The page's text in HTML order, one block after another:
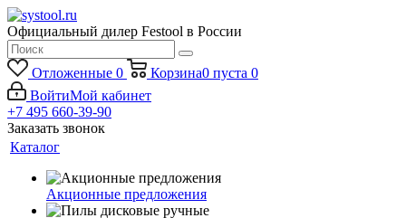
Официальный дилер Festool в России
Отложенные 0 Корзина0 пуста 0
ВойтиМой кабинет
+7 495 660-39-90
Заказать звонок
Каталог
Акционные предложения